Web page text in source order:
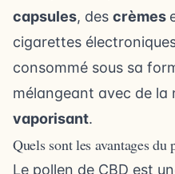
capsules, des crèmes
cigarettes
consommé sous sa
mélangeant avec de la
vaporisant.
Quels sont les avantages
Le pollen de CBD est